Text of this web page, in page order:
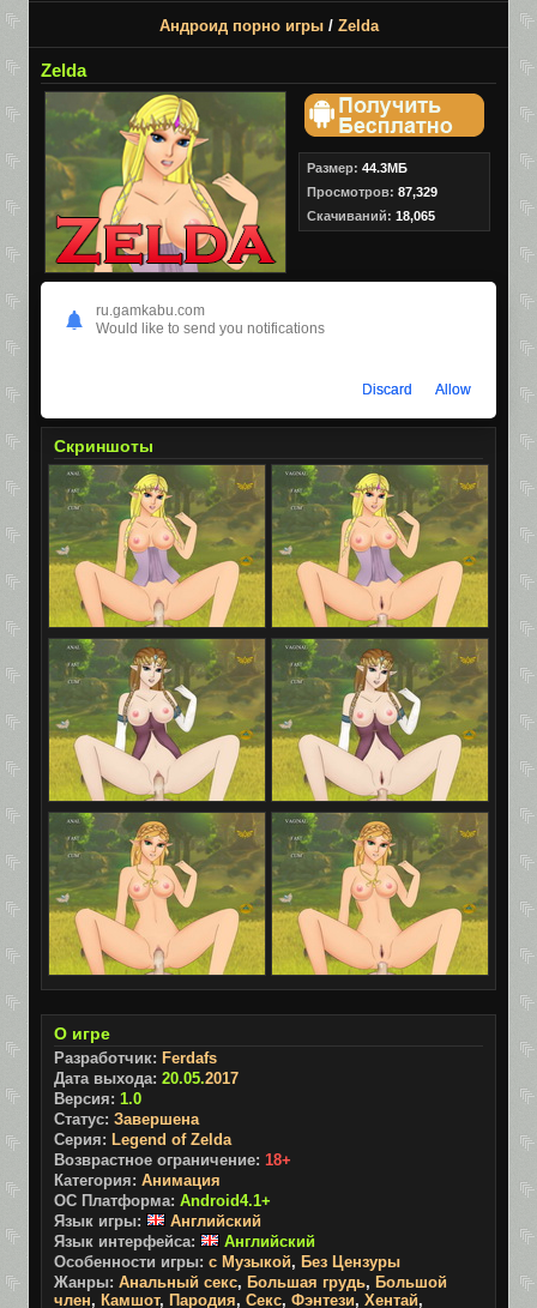
Андроид порно игры/ Zelda
Zelda
Размер: 44.3МБ
Просмотров: 87,329
Скачиваний: 18,065
Скриншоты
О игре
Разработчик: Ferdafs
Дата выхода: 20.05.2017
Версия: 1.0
Статус: Завершена
Серия: Legend of Zelda
Возврастное ограничение: 18+
Категория: Анимация
ОС Платформа: Android4.1+
Язык игры:
Английский
Язык интерфейса:
Английский
Особенности игры: с Музыкой, Без Цензуры
Жанры: Анальный секс, Большая грудь, Большой
член, Камшот, Пародия, Секс, Фэнтези, Хентай,
ru.gamkabu.com
Would like to send you notifications
Discard Allow